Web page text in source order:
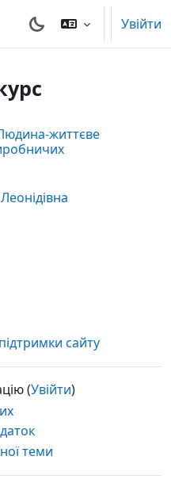
Увійти
життєве
сайту
(Увійти)
теми